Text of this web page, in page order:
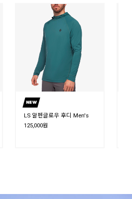
NEW
LS 알펜글로우 후디 Men's
125,000원